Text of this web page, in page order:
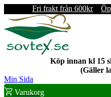
Fri frakt från 600kr
Köp innan kl 15
(Gäller
Min Sida
Varukorg